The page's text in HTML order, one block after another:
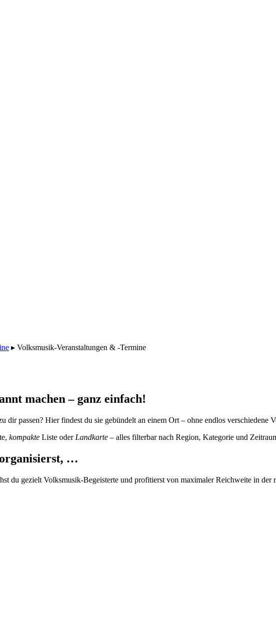
▸ Volksmusik-Veranstaltungen & -Termine
machen – ganz einfach!
passen? Hier findest du sie gebündelt an einem Ort – ohne endlos verschiedene
kompakte Liste oder Landkarte – alles filterbar nach Region, Kategorie und
…
du gezielt Volksmusik-Begeisterte und profitierst von maximaler Reichweite in der